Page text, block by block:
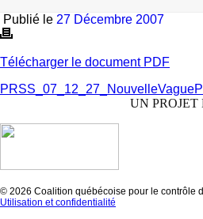
Publié le 27 Décembre 2007
Télécharger le document PDF
UN PROJET
© 2026 Coalition québécoise pour le contrôle
Utilisation et confidentialité